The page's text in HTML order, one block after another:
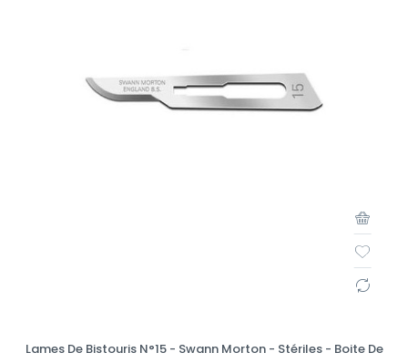
Lames De Bistouris N°15 - Swann Morton - Stériles - Boite De